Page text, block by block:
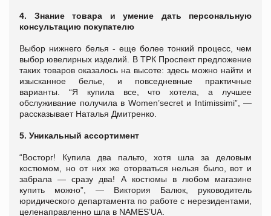
4. Знание товара и умение дать персональную
консультацию покупателю
Выбор нижнего белья - еще более тонкий процесс, чем
выбор ювелирных изделий. В ТРК Проспект предложение
таких товаров оказалось на высоте: здесь можно найти и
изысканное белье, и повседневные практичные
варианты. “Я купила все, что хотела, а лучшее
обслуживание получила в Womеn’secret и Intimissimi”, —
рассказывает Наталья Дмитренко.
5. Уникальный ассортимент
“Восторг! Купила два пальто, хотя шла за деловым
костюмом, но от них же оторваться нельзя было, вот и
забрала — сразу два! А костюмы в любом магазине
купить можно”, — Виктория Балюк, руководитель
юридического департамента по работе с нерезидентами,
целенаправленно шла в NAMES’UA.